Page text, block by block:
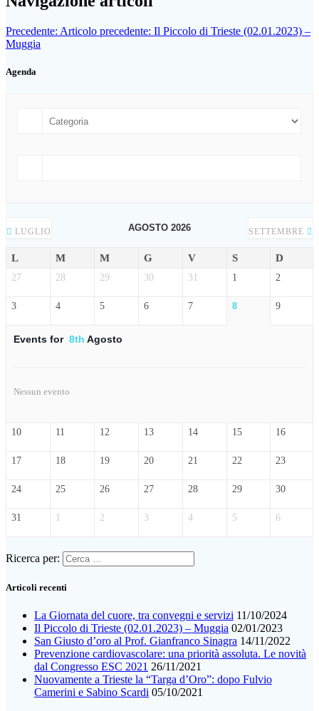
Precedente: Articolo precedente: Il Piccolo di Trieste (02.01.2023) –
Muggia
Agenda
LUGLIO AGOSTO 2026 SETTEMBRE
L M M G V S D
27 28 29 30 31 1 2
3 4 5 6 7 8 9
Events for 8th Agosto
Nessun evento
10 11 12 13 14 15 16
17 18 19 20 21 22 23
24 25 26 27 28 29 30
31 1 2 3 4 5 6
Ricerca per:
Articoli recenti
La Giornata del cuore, tra convegni e servizi 11/10/2024
Il Piccolo di Trieste (02.01.2023) – Muggia 02/01/2023
San Giusto d’oro al Prof. Gianfranco Sinagra 14/11/2022
Prevenzione cardiovascolare: una priorità assoluta. Le novità
dal Congresso ESC 2021 26/11/2021
Nuovamente a Trieste la “Targa d’Oro”: dopo Fulvio
Camerini e Sabino Scardi 05/10/2021